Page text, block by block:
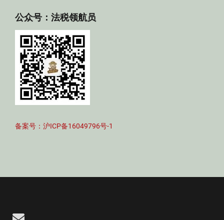
公众号：法税领航员
备案号：沪ICP备16049796号-1